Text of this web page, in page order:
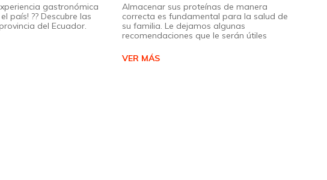
gastronómica
país! ?? Descubre las
del Ecuador.
Almacenar sus proteínas de manera
correcta es fundamental para la salud de
su familia. Le dejamos algunas
recomendaciones que le serán útiles
VER MÁS